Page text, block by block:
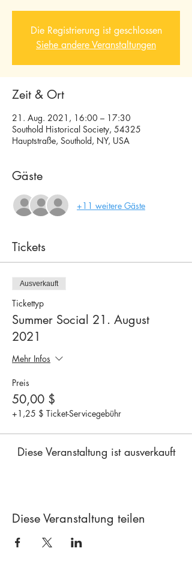
Die Registrierung ist geschlossen
Siehe andere Veranstaltungen
Zeit & Ort
21. Aug. 2021, 16:00 – 17:30
Southold Historical Society, 54325
Hauptstraße, Southold, NY, USA
Gäste
+11 weitere Gäste
Tickets
Ausverkauft
Tickettyp
Summer Social 21. August
2021
Mehr Infos
Preis
50,00 $
+1,25 $ Ticket-Servicegebühr
Diese Veranstaltung ist ausverkauft
Diese Veranstaltung teilen